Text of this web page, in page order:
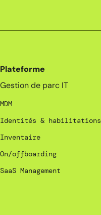
Plateforme
Gestion de parc IT
MDM
Identités & habilitations
Inventaire
On/offboarding
SaaS Management